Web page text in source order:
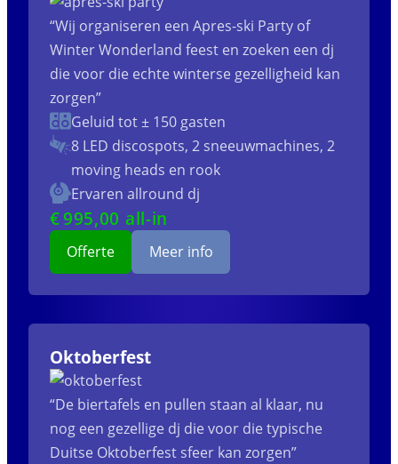
“Wij organiseren een Apres-ski Party of
Winter Wonderland feest en zoeken een dj
die voor die echte winterse gezelligheid kan
zorgen”
Geluid tot ± 150 gasten
8 LED discospots, 2 sneeuwmachines, 2
moving heads en rook
Ervaren allround dj
€995,00 all-in
Offerte Meer info
Oktoberfest
“De biertafels en pullen staan al klaar, nu
nog een gezellige dj die voor die typische
Duitse Oktoberfest sfeer kan zorgen”